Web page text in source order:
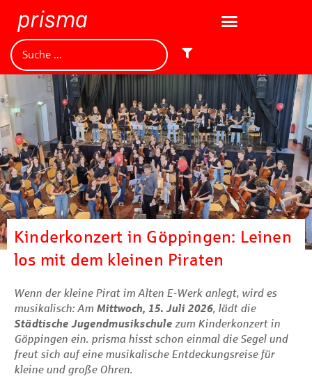
Kinderkonzert in Göppingen: Leinen
los mit dem kleinen Piraten
Wenn der kleine Pirat im Alten E-Werk anlegt, wird es
musikalisch: Am Mittwoch, 15. Juli 2026, lädt die
Städtische Jugendmusikschule zum Kinderkonzert in
Göppingen ein. prisma hisst schon einmal die Segel und
freut sich auf eine musikalische Entdeckungsreise für
kleine und große Ohren.